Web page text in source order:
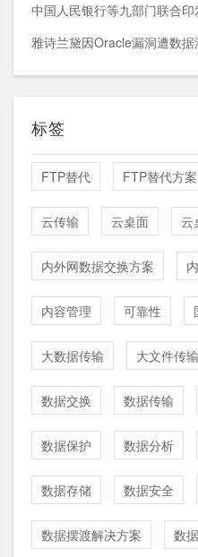
雅诗兰黛因Oracle漏洞遭数据
标签
FTP替代 FTP替代方案
云传输 云桌面 云
内外网数据交换方案
内容管理 可靠性
大数据传输 大文件传输
数据交换 数据传输
数据保护 数据分析
数据存储 数据安全
数据摆渡解决方案 数